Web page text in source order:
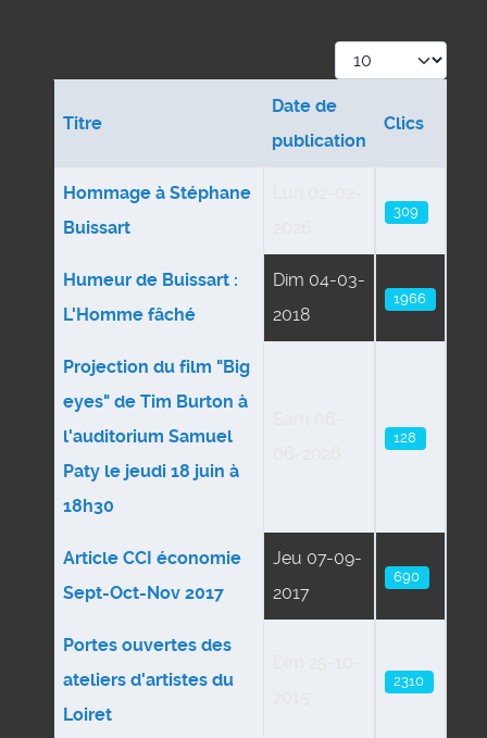
Affichage #
Articles
Titre
Date de
publication
Clics
Hommage à Stéphane
Buissart
309
Humeur de Buissart :
L'Homme fâché
Dim 04-03-
2018
1966
Projection du film "Big
eyes" de Tim Burton à
l'auditorium Samuel
Paty le jeudi 18 juin à
18h30
128
Article CCI économie
Sept-Oct-Nov 2017
Jeu 07-09-
2017
690
Portes ouvertes des
ateliers d'artistes du
Loiret
2310